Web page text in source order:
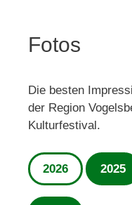
Fotos
Die besten
der Region
Kulturfestival.
2026 2025